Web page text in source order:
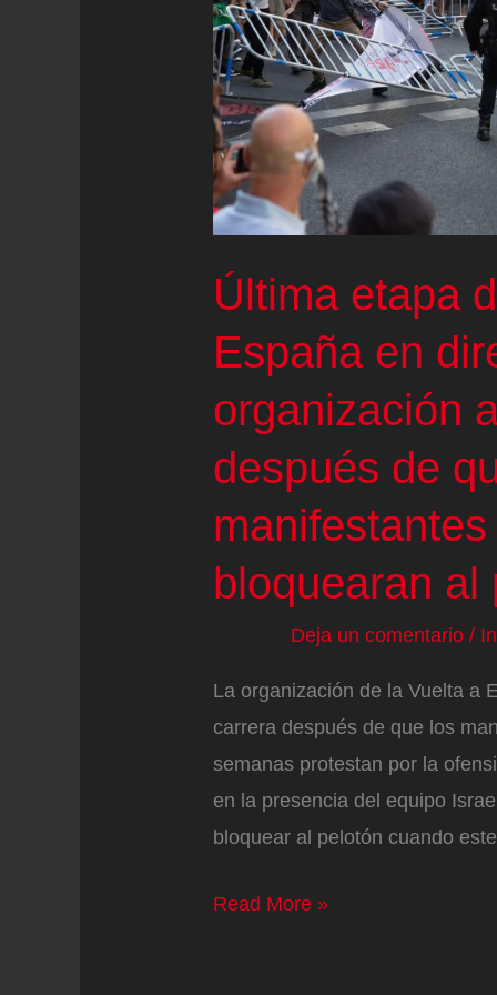
se
puede
atrever
a
señalar
que
nadie
nada
sin
mirarse
al
espejo”
Última etapa
España en
organización
después de
bloquearan al
Deja un comentario /
La organización de la Vuelta a
carrera después de que los
semanas protestan por la
en la presencia del equipo
bloquear al pelotón cuando
Última
Read More »